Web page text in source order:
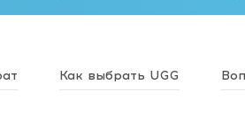
Как выбрать UGG